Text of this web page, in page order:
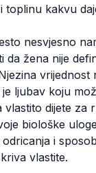
toplinu kakvu
nesvjesno
da žena nije
vrijednost
ljubav koju
vlastito dijete za
biološke
i
vlastite.